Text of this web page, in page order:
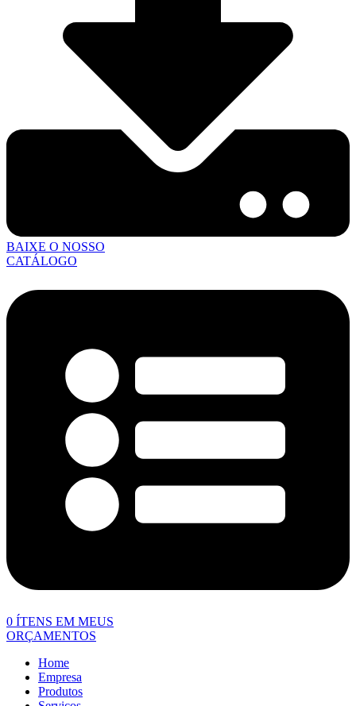
BAIXE O NOSSO
CATÁLOGO
0 ÍTENS EM MEUS
ORÇAMENTOS
Home
Empresa
Produtos